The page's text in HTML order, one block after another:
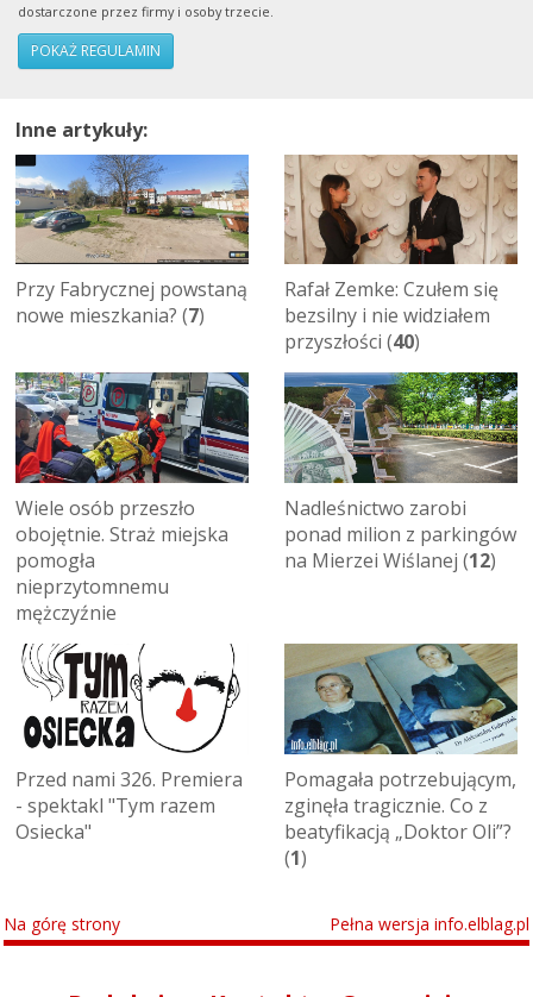
dostarczone przez firmy i osoby trzecie.
POKAŻ REGULAMIN
Inne artykuły:
Przy Fabrycznej powstaną
nowe mieszkania? (7)
Rafał Zemke: Czułem się
bezsilny i nie widziałem
przyszłości (40)
Wiele osób przeszło
obojętnie. Straż miejska
pomogła
nieprzytomnemu
mężczyźnie
Nadleśnictwo zarobi
ponad milion z parkingów
na Mierzei Wiślanej (12)
Przed nami 326. Premiera
- spektakl "Tym razem
Osiecka"
Pomagała potrzebującym,
zginęła tragicznie. Co z
beatyfikacją „Doktor Oli”?
(1)
Na górę strony Pełna wersja info.elblag.pl